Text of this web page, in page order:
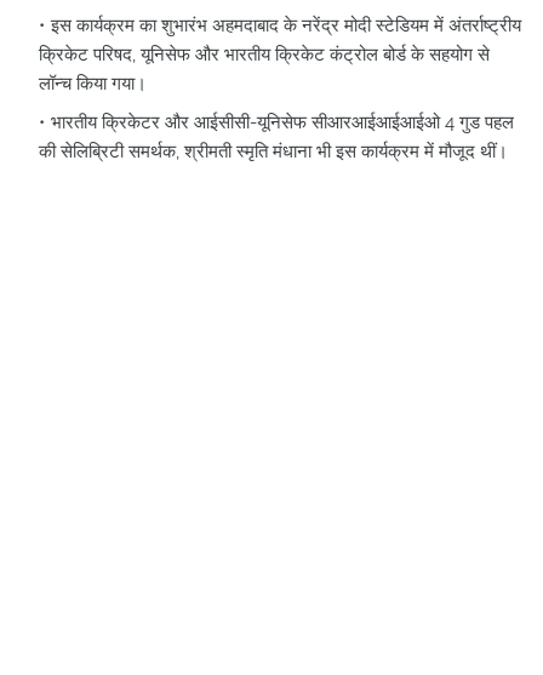
इस कार्यक्रम का शुभारंभ अहमदाबाद के नरेंद्र मोदी स्टेडियम में अंतर्राष्ट्रीय
क्रिकेट परिषद, यूनिसेफ और भारतीय क्रिकेट कंट्रोल बोर्ड के सहयोग से
लॉन्च किया गया।
भारतीय क्रिकेटर और आईसीसी-यूनिसेफ सीआरआईआईआईओ 4 गुड पहल
की सेलिब्रिटी समर्थक, श्रीमती स्मृति मंधाना भी इस कार्यक्रम में मौजूद थीं।